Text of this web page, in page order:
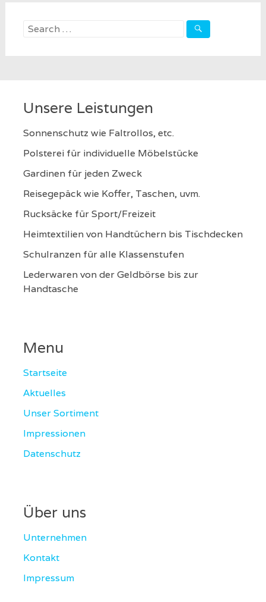
Search
Unsere Leistungen
Sonnenschutz wie Faltrollos, etc.
Polsterei für individuelle Möbelstücke
Gardinen für jeden Zweck
Reisegepäck wie Koffer, Taschen, uvm.
Rucksäcke für Sport/Freizeit
Heimtextilien von Handtüchern bis Tischdecken
Schulranzen für alle Klassenstufen
Lederwaren von der Geldbörse bis zur
Handtasche
Menu
Startseite
Aktuelles
Unser Sortiment
Impressionen
Datenschutz
Über uns
Unternehmen
Kontakt
Impressum